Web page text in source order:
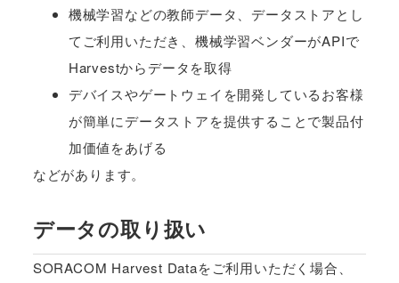
機械学習などの教師データ、データストアとし
てご利用いただき、機械学習ベンダーがAPIで
Harvestからデータを取得
デバイスやゲートウェイを開発しているお客様
が簡単にデータストアを提供することで製品付
加価値をあげる
などがあります。
データの取り扱い
SORACOM Harvest Dataをご利用いただく場合、